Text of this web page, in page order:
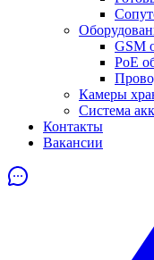
GSM
PoE
Камеры
Система
Контакты
Вакансии